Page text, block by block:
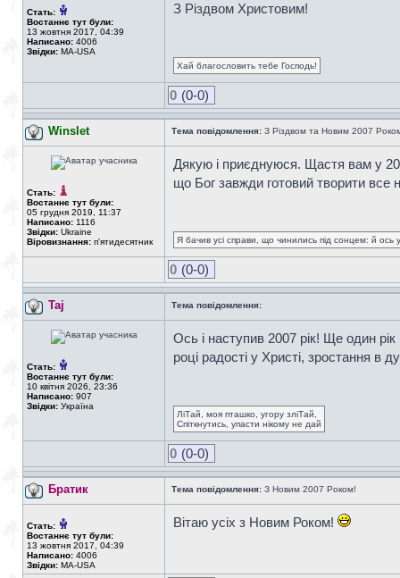
Стать:
Востаннє тут були:
13 жовтня 2017, 04:39
Написано: 4006
Звідки: MA-USA
З Різдвом Христовим!
Хай благословить тебе Господь!
0 (0-0)
Winslet Тема повідомлення: З Різдвом та Новим 2007
Стать:
Востаннє тут були:
05 грудня 2019, 11:37
Написано: 1116
Звідки: Ukraine
Віровизнання: п'ятидесятник
Дякую і приєднуюся. Щастя вам у
що Бог завжди готовий творити все
Я бачив усі справи, що чинились під сонцем: й ось
0 (0-0)
Taj Тема повідомлення:
Стать:
Востаннє тут були:
10 квітня 2026, 23:36
Написано: 907
Звідки: Україна
Ось і наступив 2007 рік! Ще один
році радості у Христі, зростання в
ЛіТай, моя пташко, угору зліТай,
Спіткнутись, упасти нікому не дай
0 (0-0)
Братик Тема повідомлення: З Новим 2007 Роком!
Стать:
Востаннє тут були:
13 жовтня 2017, 04:39
Написано: 4006
Звідки: MA-USA
Вітаю усіх з Новим Роком!